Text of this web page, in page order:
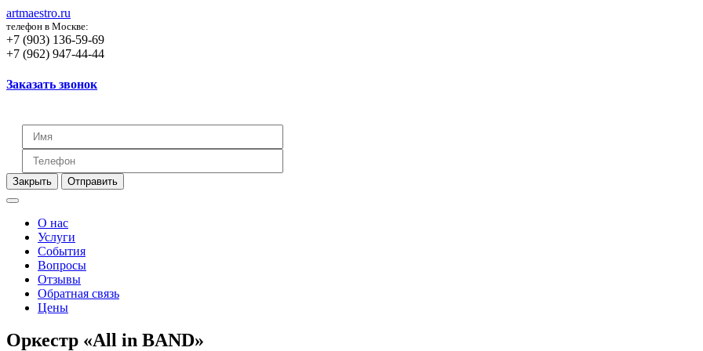
artmaestro.ru
телефон в Москве:
+7 (903) 136-59-69
+7 (962) 947-44-44
Заказать звонок
Закрыть Отправить
О нас
Услуги
События
Вопросы
Отзывы
Обратная связь
Цены
Оркестр «All in BAND»